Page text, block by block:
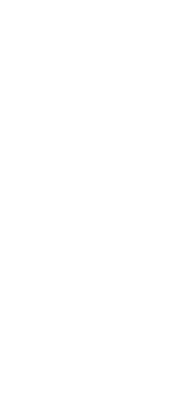
作して成長させる
を開発する
向けにローンチする
素化
ンター